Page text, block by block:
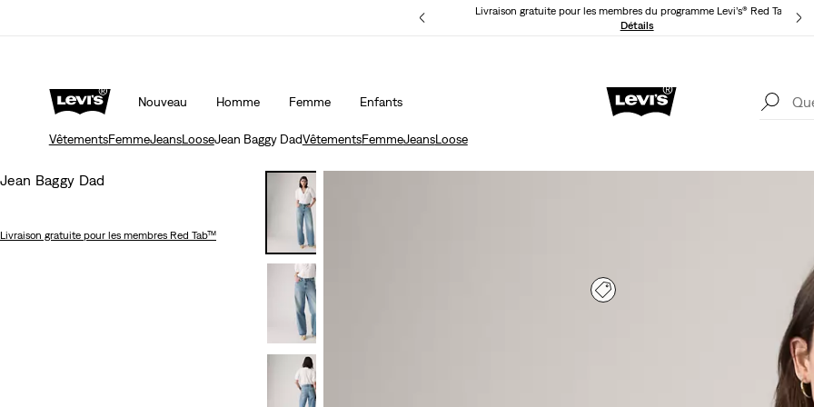
Livraison gratuite pour les membres du programme Levi’s® Red Tab™.
Détails
Nouveau Homme Femme Enfants
Unidays: Les étudiants bénéficient de -20%
VêtementsFemmeJeansLooseJean Baggy DadVêtementsFemmeJeansLoose
Jean Baggy Dad
Livraison gratuite pour les membres Red Tab™